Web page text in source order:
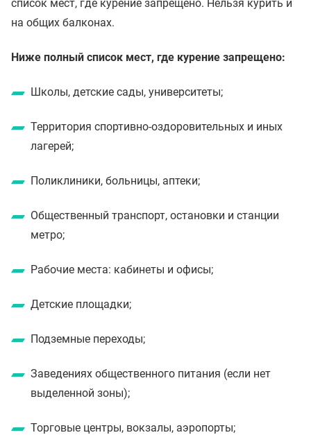
список мест, где курение запрещено. Нельзя курить и
на общих балконах.
Ниже полный список мест, где курение запрещено:
Школы, детские сады, университеты;
Территория спортивно-оздоровительных и иных
лагерей;
Поликлиники, больницы, аптеки;
Общественный транспорт, остановки и станции
метро;
Рабочие места: кабинеты и офисы;
Детские площадки;
Подземные переходы;
Заведениях общественного питания (если нет
выделенной зоны);
Торговые центры, вокзалы, аэропорты;